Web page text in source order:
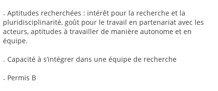
₋ Aptitudes recherchées : intérêt pour la recherche et la
pluridisciplinarité, goût pour le travail en partenariat avec les
acteurs, aptitudes à travailler de manière autonome et en
équipe.
₋ Capacité à s’intégrer dans une équipe de recherche
₋ Permis B